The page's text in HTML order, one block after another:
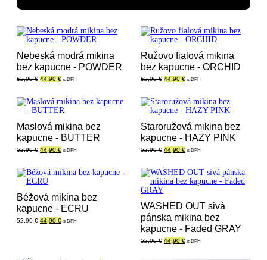
Nebeská modrá mikina
bez kapucne - POWDER
52,90€ Pôvodná
52,90 €.
44,90 €Aktuálna
44,90 €.
s DPH
Ružovo fialová mikina
bez kapucne - ORCHID
52,90€ Pôvodná
52,90 €.
44,90 €Aktuálna
44,90 €.
s DPH
Maslová mikina bez
kapucne - BUTTER
52,90€ Pôvodná
52,90 €.
44,90 €Aktuálna
44,90 €.
s DPH
Staroružová mikina bez
kapucne - HAZY PINK
52,90€ Pôvodná
52,90 €.
44,90 €Aktuálna
44,90 €.
s DPH
Béžová mikina bez
kapucne - ECRU
52,90€ Pôvodná
44,90 €Aktuálna
s DPH
WASHED OUT sivá
pánska mikina bez
kapucne - Faded GRAY
52,90€ Pôvodná
44,90 €Aktuálna
s DPH